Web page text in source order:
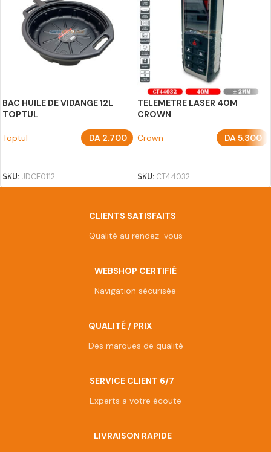
BAC HUILE DE VIDANGE 12L
TOPTUL
Toptul DA 2.700
SKU: JDCE0112
TELEMETRE LASER 40M
CROWN
Crown DA5.300
SKU: CT44032
CLIENTS SATISFAITS
Qualité au rendez-vous
WEBSHOP CERTIFIÉ
Navigation sécurisée
QUALITÉ / PRIX
Des marques de qualité
SERVICE CLIENT 6/7
Experts a votre écoute
LIVRAISON RAPIDE